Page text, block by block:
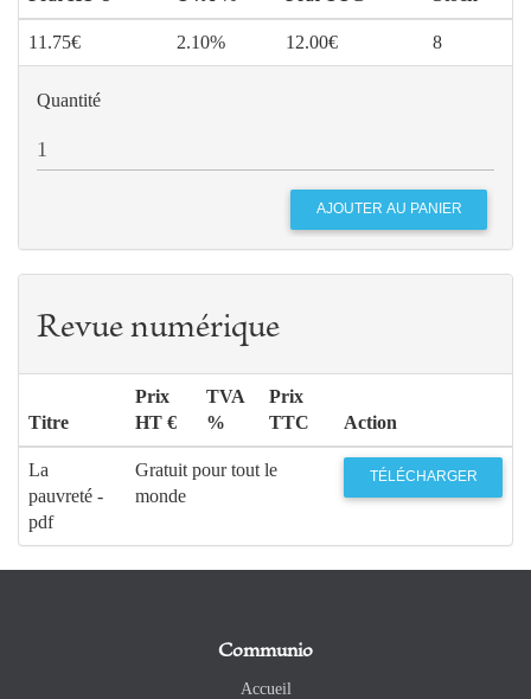
11.75€ 2.10% 12.00€ 8
Quantité
Revue numérique
Titre
Prix
HT €
TVA
%
Prix
TTC
Action
La
pauvreté -
pdf
Gratuit pour tout le
monde
TÉLÉCHARGER
Communio
Accueil